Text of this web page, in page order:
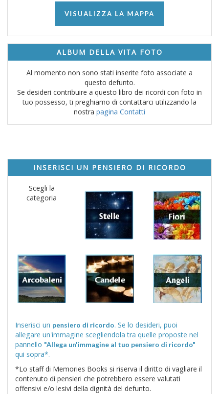
VISUALIZZA LA MAPPA
ALBUM DELLA VITA FOTO
Al momento non sono stati inserite foto associate a
questo defunto.
Se desideri contribuire a questo libro dei ricordi con foto in
tuo possesso, ti preghiamo di contattarci utilizzando la
nostra pagina Contatti
INSERISCI UN PENSIERO DI RICORDO
Scegli la
categoria
Inserisci un pensiero di ricordo. Se lo desideri, puoi
allegare un'immagine scegliendola tra quelle proposte nel
pannello "Allega un'immagine al tuo pensiero di ricordo"
qui sopra*.
*Lo staff di Memories Books si riserva il diritto di vagliare il
contenuto di pensieri che potrebbero essere valutati
offensivi e/o lesivi della dignità del defunto.